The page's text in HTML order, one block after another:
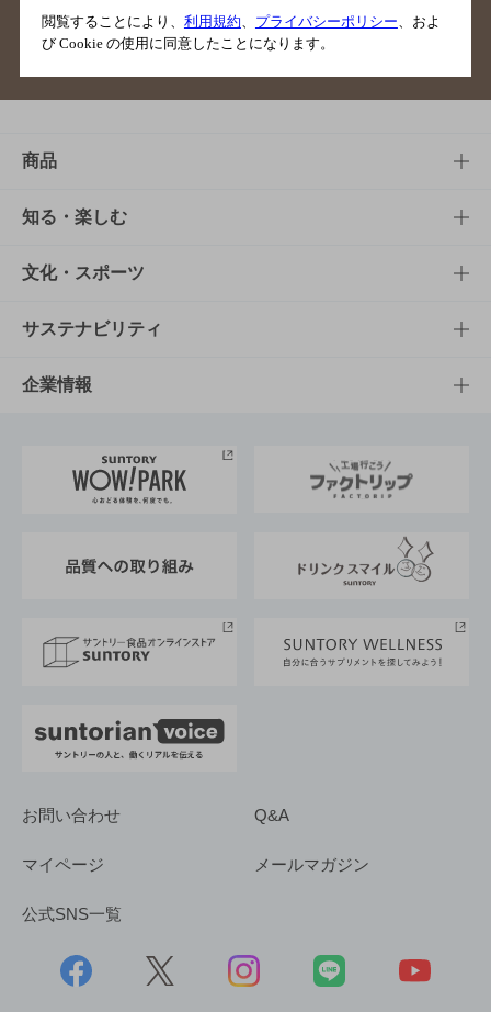
ご意見・ご感想
商品
商品TOP
商品一覧
商品発売情報
栄養成分一覧
知る・楽しむ
知る・楽しむTOP
キャンペーン
工場見学
地域情報
文化・スポーツ
文化・スポーツTOP
サントリーホール
サントリーサンバーズ大阪
サステナビリティ
サステナビリティTOP
サントリーが考えるサステナビリティ経営
企業情報
企業概要
採用情報
お問い合わせ Q&A
マイページ メールマガジン
公式SNS一覧
閲覧することにより、 利用規約 プライバシーポリシー 、およ
び Cookie の使用に同意したことになります。